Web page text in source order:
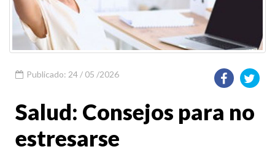
Publicado: 24 / 05 /2026
Salud: Consejos para no
estresarse